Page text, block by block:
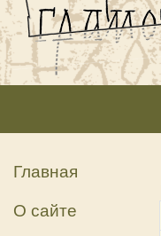
Главная
О сайте